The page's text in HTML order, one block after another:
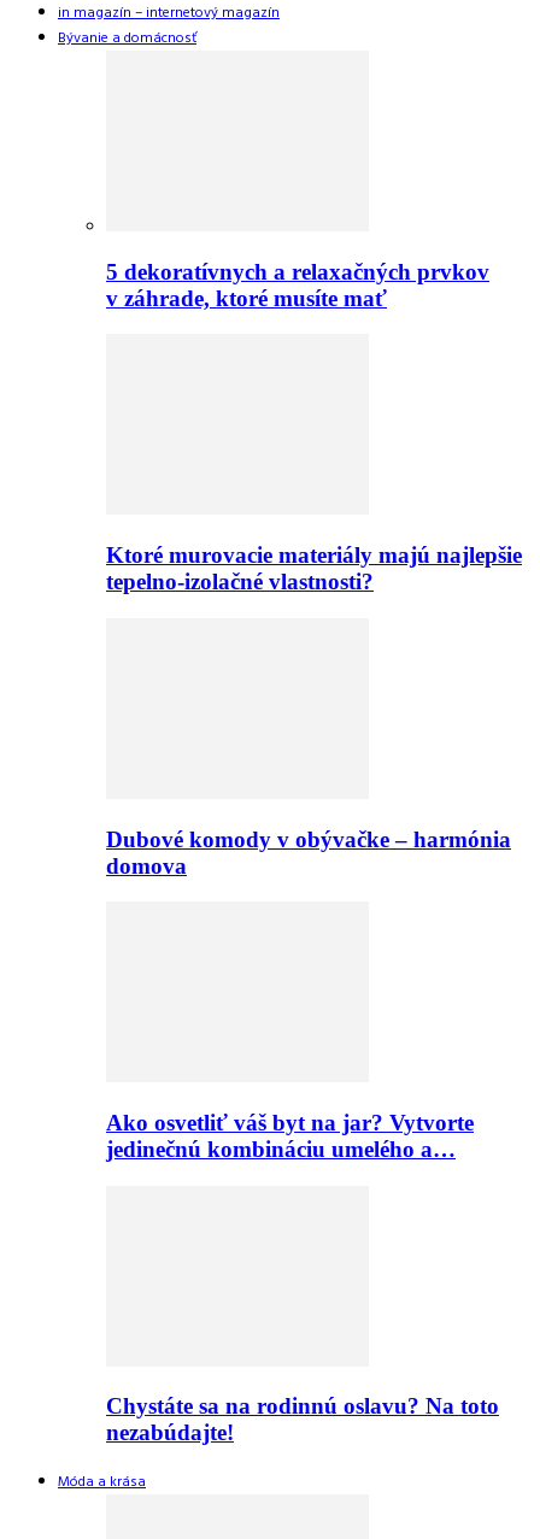
in magazín – internetový magazín
Bývanie a domácnosť
5 dekoratívnych a relaxačných prvkov
v záhrade, ktoré musíte mať
Ktoré murovacie materiály majú najlepšie
tepelno-izolačné vlastnosti?
Dubové komody v obývačke – harmónia
domova
Ako osvetliť váš byt na jar? Vytvorte
jedinečnú kombináciu umelého a…
Chystáte sa na rodinnú oslavu? Na toto
nezabúdajte!
Móda a krása